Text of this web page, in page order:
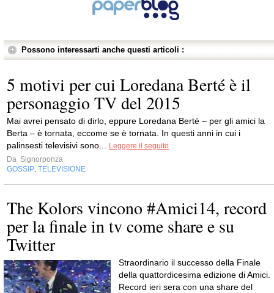
Possono interessarti anche questi articoli :
5 motivi per cui Loredana Berté è il
personaggio TV del 2015
Mai avrei pensato di dirlo, eppure Loredana Berté – per gli amici la
Berta – è tornata, eccome se è tornata. In questi anni in cui i
palinsesti televisivi sono...
Leggere il seguito
Da Signorponza
GOSSIP TELEVISIONE
The Kolors vincono #Amici14, record
per la finale in tv come share e su
Twitter
Straordinario il successo della Finale
della quattordicesima edizione di Amici.
Record ieri sera con una share del